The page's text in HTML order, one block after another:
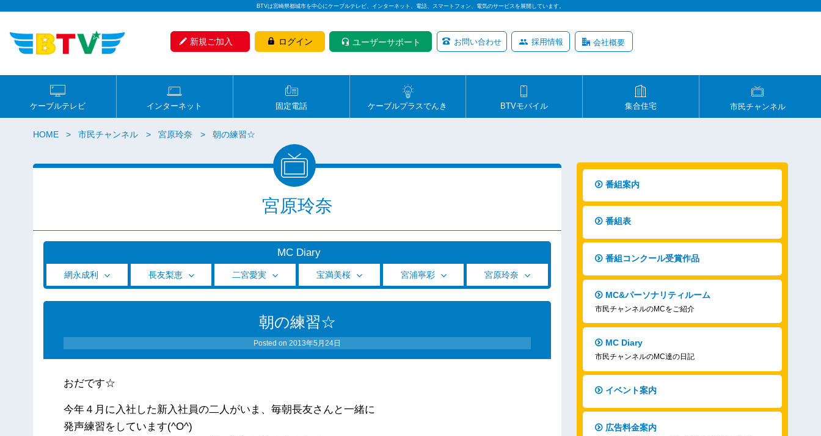
BTVは宮崎県都城市を中心にケーブルテレビ、インターネット、電話、スマートフォン、電気のサービスを展開しています。
新規ご加入 ログイン ユーザーサポート お問い合わせ 採用情報 会社概要
ケーブルテレビ インターネット 固定電話 ケーブルプラスでんき BTVモバイル 集合住宅 市民チャンネル
HOME 市民チャンネル 宮原玲奈 朝の練習☆
宮原玲奈
MC Diary
網永成利 長友梨恵 二宮愛実 宝満美桜 宮浦寧彩 宮原玲奈
朝の練習☆
Posted on2013年5月24日
おだです☆
今年４月に入社した新入社員の二人がいま、毎朝長友さんと一緒に
発声練習をしています(^O^)
番組案内
番組表
番組コンクール受賞作品
MC&パーソナリティルーム
市民チャンネルのMCをご紹介
MC Diary
市民チャンネルのMC達の日記
イベント案内
広告料金案内